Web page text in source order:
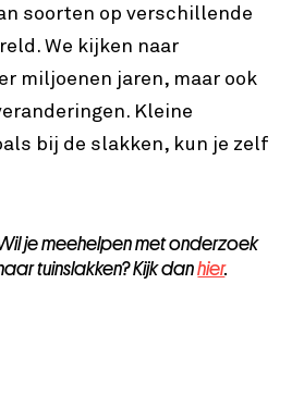
soorten op verschillende
We kijken naar
miljoenen jaren, maar ook
Kleine
bij de slakken, kun je zelf
je meehelpen met onderzoek
tuinslakken? Kijk danhier.